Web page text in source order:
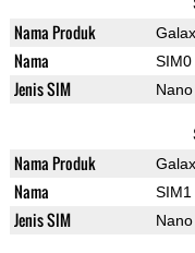
Nama Produk
Nama SIM0
Jenis SIM
Nama Produk
Nama SIM1
Jenis SIM